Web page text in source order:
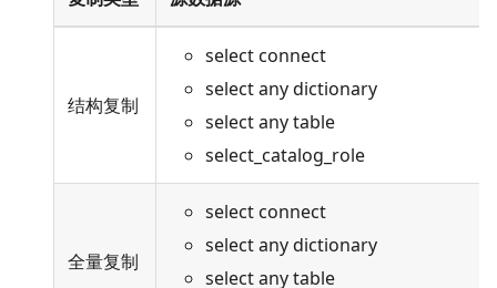
结构复制
select connect
select any dictionary
select any table
select_catalog_role
全量复制
select connect
select any dictionary
select any table